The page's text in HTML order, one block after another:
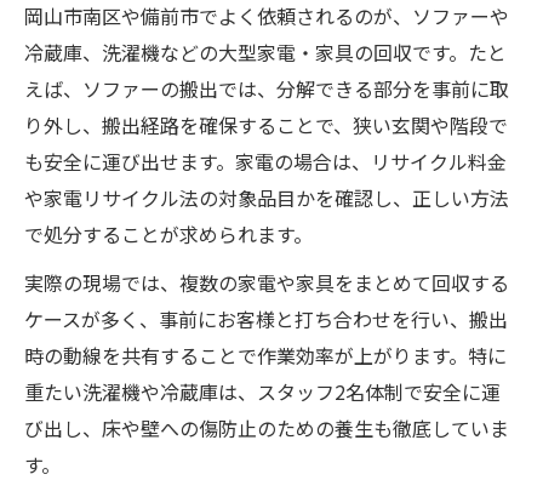
岡山市南区や備前市でよく依頼されるのが、ソファーや
冷蔵庫、洗濯機などの大型家電・家具の回収です。たと
えば、ソファーの搬出では、分解できる部分を事前に取
り外し、搬出経路を確保することで、狭い玄関や階段で
も安全に運び出せます。家電の場合は、リサイクル料金
や家電リサイクル法の対象品目かを確認し、正しい方法
で処分することが求められます。
実際の現場では、複数の家電や家具をまとめて回収する
ケースが多く、事前にお客様と打ち合わせを行い、搬出
時の動線を共有することで作業効率が上がります。特に
重たい洗濯機や冷蔵庫は、スタッフ2名体制で安全に運
び出し、床や壁への傷防止のための養生も徹底していま
す。